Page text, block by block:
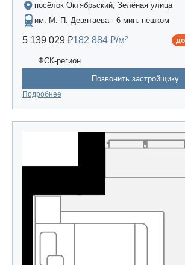
посёлок Октябрьский, Зелёная улица
им. М. П. Девятаева · 6 мин. пешком
5 139 029 ₽182 884 ₽/м²
ФСК-регион
Позвонить застройщику
Подробнее